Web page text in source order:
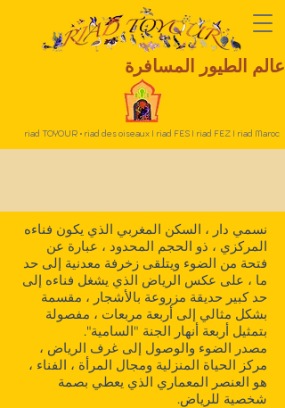
عالم الطيور المسافرة
riad TOYOUR • riad des oiseaux I riad FES I riad FEZ I riad Maroc
نسمي دار ، السكن المغربي الذي يكون فناءه
المركزي ، ذو الحجم المحدود ، عبارة عن
فتحة من الضوء ويتلقى زخرفة معدنية إلى حد
ما ، على عكس الرياض الذي يشغل فناءه إلى
حد كبير حديقة مزروعة بالأشجار ، مقسمة
بشكل مثالي إلى أربعة مربعات ، مفصولة
بتمثيل أربعة أنهار الجنة "السامية".
مصدر الضوء والوصول إلى غرف الرياض ،
مركز الحياة المنزلية ومجال المرأة ، الفناء ،
هو العنصر المعماري الذي يعطي بصمة
شخصية للرياض.